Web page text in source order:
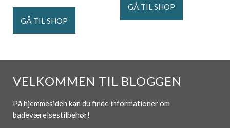
GÅ TIL SHOP
GÅ TIL SHOP
VELKOMMEN TIL BLOGGEN
På hjemmesiden kan du finde informationer om
badeværelsestilbehør!